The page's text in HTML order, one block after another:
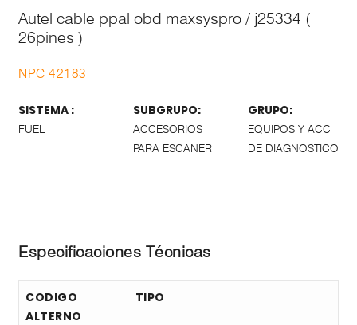
Autel cable ppal obd maxsyspro / j25334 (
26pines )
NPC 42183
SISTEMA :
FUEL
SUBGRUPO:
ACCESORIOS
PARA ESCANER
GRUPO:
EQUIPOS Y ACC
DE DIAGNOSTICO
Especificaciones Técnicas
CODIGO
ALTERNO
TIPO